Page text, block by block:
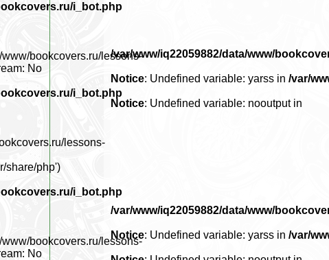
/var/www/iq22059882/data/www/
Notice: Undefined variable: yarss in/var/
Notice: Undefined variable: nooutput in
/var/www/iq22059882/data/www/
Notice: Undefined variable: yarss in/var/
i_bot.php
bookcovers.ru/lessons-
No
i_bot.php
lessons-
share/php')
i_bot.php
bookcovers.ru/lessons-
No